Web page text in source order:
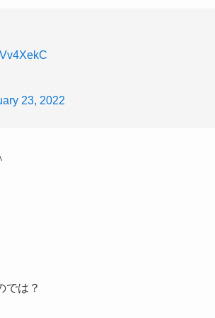
23, 2022
では？